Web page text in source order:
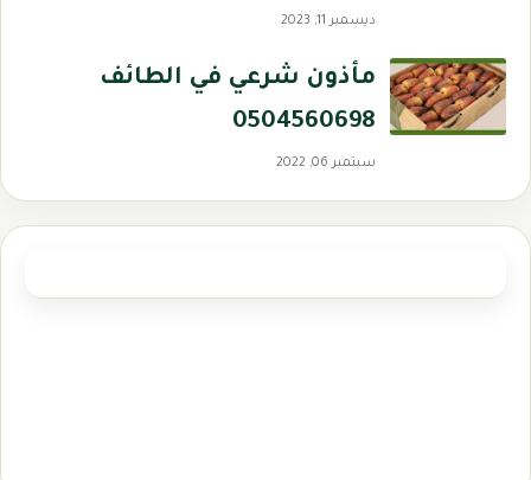
ديسمبر 11, 2023
مأذون شرعي في الطائف
0504560698
سبتمبر 06, 2022